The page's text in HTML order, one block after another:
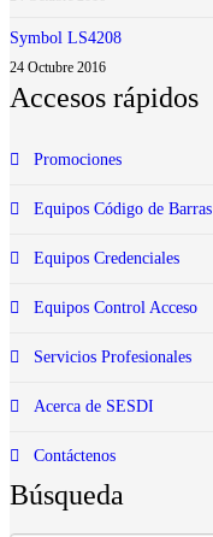
Symbol LS4208
24 Octubre 2016
Accesos rápidos
Promociones
Equipos Código de Barras
Equipos Credenciales
Equipos Control Acceso
Servicios Profesionales
Acerca de SESDI
Contáctenos
Búsqueda